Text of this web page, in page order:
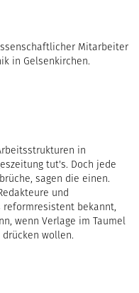
Mitarbeiter
in Gelsenkirchen.
in
tut's. Doch jede
sagen die einen.
und
bekannt,
wenn Verlage im Taumel
wollen.